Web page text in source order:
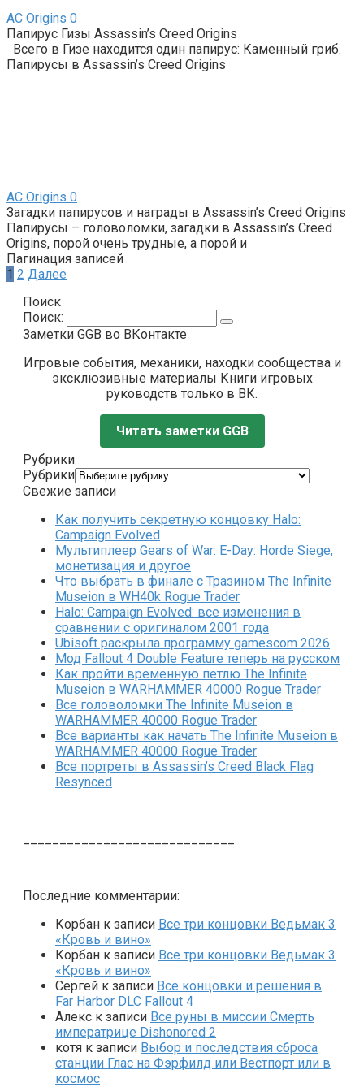
AС Origins 0
Папирус Гизы Assassin’s Creed Origins
Всего в Гизе находится один папирус: Каменный гриб.
Папирусы в Assassin’s Creed Origins
AС Origins 0
Загадки папирусов и награды в Assassin’s Creed Origins
Папирусы – головоломки, загадки в Assassin’s Creed
Origins, порой очень трудные, а порой и
Пагинация записей
1 2 Далее
Поиск
Поиск:
Заметки GGB во ВКонтакте
Игровые события, механики, находки сообщества и
эксклюзивные материалы Книги игровых
руководств только в ВК.
Читать заметки GGB
Рубрики
Рубрики
Свежие записи
Как получить секретную концовку Halo:
Campaign Evolved
Мультиплеер Gears of War: E-Day: Horde Siege,
монетизация и другое
Что выбрать в финале с Тразином The Infinite
Museion в WH40k Rogue Trader
Halo: Campaign Evolved: все изменения в
сравнении с оригиналом 2001 года
Ubisoft раскрыла программу gamescom 2026
Мод Fallout 4 Double Feature теперь на русском
Как пройти временную петлю The Infinite
Museion в WARHAMMER 40000 Rogue Trader
Все головоломки The Infinite Museion в
WARHAMMER 40000 Rogue Trader
Все варианты как начать The Infinite Museion в
WARHAMMER 40000 Rogue Trader
Все портреты в Assassin’s Creed Black Flag
Resynced
Последние комментарии:
Корбан к записи Все три концовки Ведьмак 3
«Кровь и вино»
Корбан к записи Все три концовки Ведьмак 3
«Кровь и вино»
Сергей к записи Все концовки и решения в
Far Harbor DLC Fallout 4
Алекс к записи Все руны в миссии Смерть
императрице Dishonored 2
котя к записи Выбор и последствия сброса
станции Глас на Фэрфилд или Вестпорт или в
космос